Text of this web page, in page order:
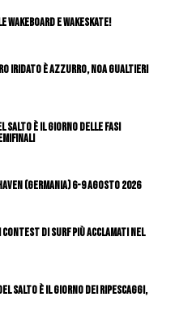
Wakeboard e Wakeskate!
iridato è azzurro, Noa Gualtieri
Salto è il giorno delle fasi
(Germania) 6-9 agosto 2026
contest di surf più acclamati nel
Salto è il giorno dei ripescaggi,